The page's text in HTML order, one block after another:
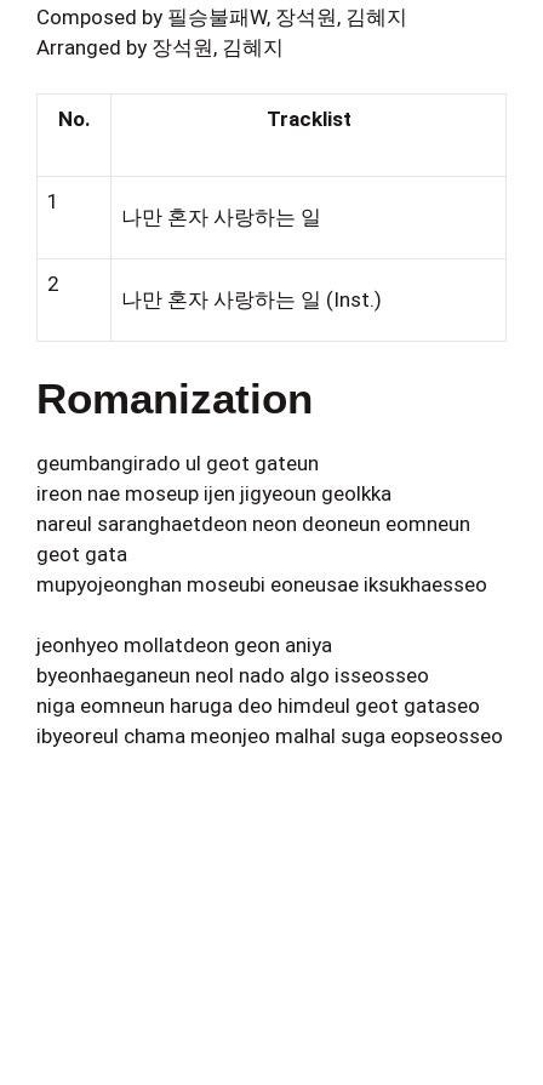
Composed by 필승불패W, 장석원, 김혜지
Arranged by 장석원, 김혜지
No. Tracklist
1
나만 혼자 사랑하는 일
2
나만 혼자 사랑하는 일 (Inst.)
Romanization
geumbangirado ul geot gateun
ireon nae moseup ijen jigyeoun geolkka
nareul saranghaetdeon neon deoneun eomneun
geot gata
mupyojeonghan moseubi eoneusae iksukhaesseo
jeonhyeo mollatdeon geon aniya
byeonhaeganeun neol nado algo isseosseo
niga eomneun haruga deo himdeul geot gataseo
ibyeoreul chama meonjeo malhal suga eopseosseo